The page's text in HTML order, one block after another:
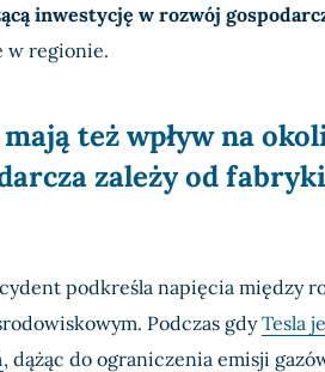
inwestycję w rozwój
w regionie.
też wpływ na
zależy od
podkreśla napięcia między
Podczas gdyTesla
, dążąc do ograniczenia emisji